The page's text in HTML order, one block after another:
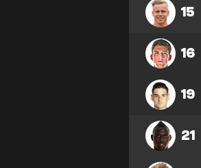
15
16
19
21